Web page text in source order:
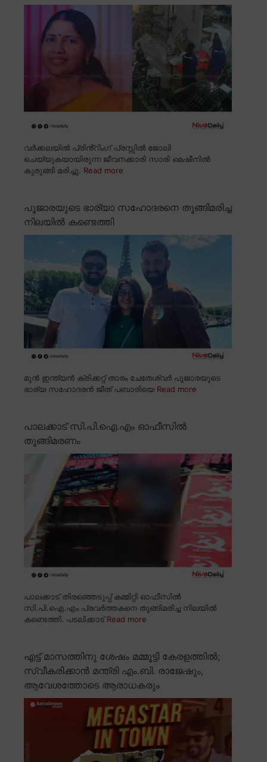
വർക്കലയിൽ പ്രിൻ്റിംഗ് പ്രസ്സിൽ ജോലി
ചെയ്യുകയായിരുന്ന ജീവനക്കാരി സാരി മെഷീനിൽ
കുരുങ്ങി മരിച്ചു. Read more
പൂജാരയുടെ ഭാര്യാ സഹോദരനെ തൂങ്ങിമരിച്ച
നിലയിൽ കണ്ടെത്തി
മുൻ ഇന്ത്യൻ ക്രിക്കറ്റ് താരം ചേതേശ്വർ പൂജാരയുടെ
ഭാര്യ സഹോദരൻ ജീത് പബാരിയെ Read more
പാലക്കാട് സി.പി.ഐ.എം ഓഫീസിൽ
തൂങ്ങിമരണം
പാലക്കാട് തിരഞ്ഞെടുപ്പ് കമ്മിറ്റി ഓഫീസിൽ
സി.പി.ഐ.എം പ്രവർത്തകനെ തൂങ്ങിമരിച്ച നിലയിൽ
കണ്ടെത്തി. പടലിക്കാട്Read more
എട്ട് മാസത്തിനു ശേഷം മമ്മൂട്ടി കേരളത്തിൽ;
സ്വീകരിക്കാൻ മന്ത്രി എം.ബി. രാജേഷും,
ആവേശത്തോടെ ആരാധകരും